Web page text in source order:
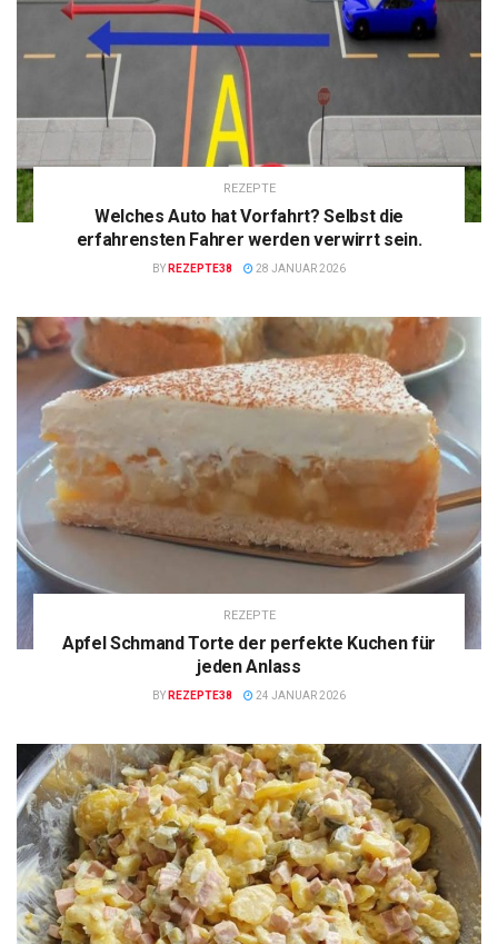
REZEPTE
Welches Auto hat Vorfahrt? Selbst die
erfahrensten Fahrer werden verwirrt sein.
BY REZEPTE38 28 JANUAR 2026
REZEPTE
Apfel Schmand Torte der perfekte Kuchen für
jeden Anlass
BY REZEPTE38 24 JANUAR 2026